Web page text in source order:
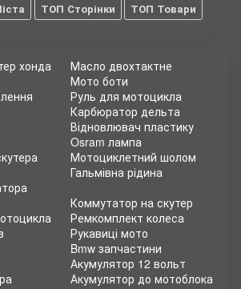
ТОП Сторінки
ТОП Товари
хонда
Масло двохтактне
Мото боти
Руль для мотоцикла
Карбюратор дельта
Відновлювач пластику
Osram лампа
Мотоциклетний шолом
Гальмівна рідина
Коммутатор на скутер
Ремкомплект колеса
Рукавиці мото
Bmw запчастини
Акумулятор 12 вольт
Акумулятор до мотоблока